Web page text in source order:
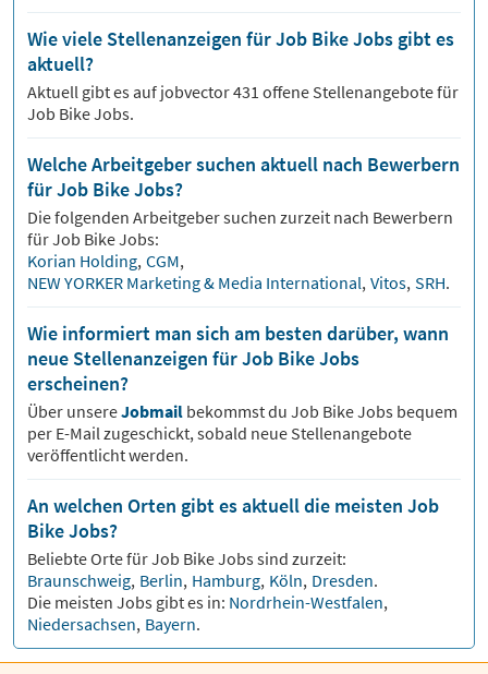
Wie viele Stellenanzeigen für Job Bike Jobs gibt es
aktuell?
Aktuell gibt es auf jobvector431 offene Stellenangebote für
Job Bike Jobs.
Welche Arbeitgeber suchen aktuell nach Bewerbern
für Job Bike Jobs?
Die folgenden Arbeitgeber suchen zurzeit nach Bewerbern
fürJob BikeJobs:
Korian Holding, CGM,
NEW YORKER Marketing & Media International, Vitos, SRH.
Wie informiert man sich am besten darüber, wann
neue Stellenanzeigen für Job Bike Jobs
erscheinen?
Über unsereJobmail bekommst du Job BikeJobs bequem
per E-Mail zugeschickt, sobald neue Stellenangebote
veröffentlicht werden.
An welchen Orten gibt es aktuell die meisten Job
Bike Jobs?
Beliebte Orte fürJob BikeJobs sind zurzeit:
Braunschweig, Berlin, Hamburg, Köln, Dresden.
Die meisten Jobs gibt es in: Nordrhein-Westfalen,
Niedersachsen, Bayern.